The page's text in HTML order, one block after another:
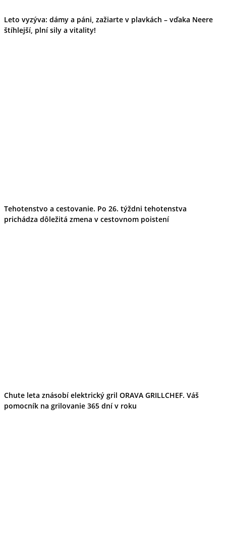
Leto vyzýva: dámy a páni, zažiarte v plavkách – vďaka Neere
štíhlejší, plní sily a vitality!
Tehotenstvo a cestovanie. Po 26. týždni tehotenstva
prichádza dôležitá zmena v cestovnom poistení
Chute leta znásobí elektrický gril ORAVA GRILLCHEF. Váš
pomocník na grilovanie 365 dní v roku